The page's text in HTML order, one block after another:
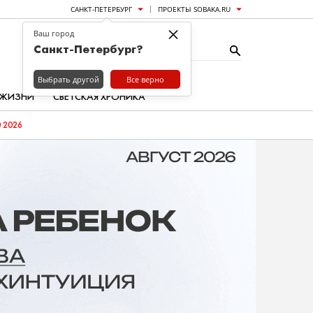
САНКТ-ПЕТЕРБУРГ ПРОЕКТЫ SOBAKA.RU
СВЕТСКАЯ ХРОНИКА
×
Ваш город
Санкт-Петербург?
Выбрать другой Все верно